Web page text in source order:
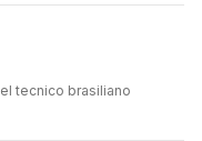
tecnico brasiliano